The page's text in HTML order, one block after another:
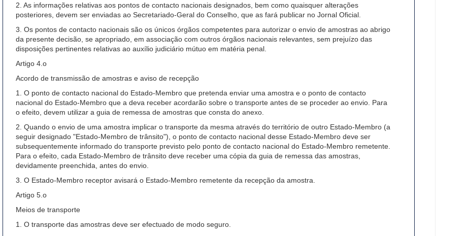
2. As informações relativas aos pontos de contacto nacionais designados, bem como quaisquer alterações
posteriores, devem ser enviadas ao Secretariado-Geral do Conselho, que as fará publicar no Jornal Oficial.
3. Os pontos de contacto nacionais são os únicos órgãos competentes para autorizar o envio de amostras ao abrigo
da presente decisão, se apropriado, em associação com outros órgãos nacionais relevantes, sem prejuízo das
disposições pertinentes relativas ao auxílio judiciário mútuo em matéria penal.
Artigo 4.o
Acordo de transmissão de amostras e aviso de recepção
1. O ponto de contacto nacional do Estado-Membro que pretenda enviar uma amostra e o ponto de contacto
nacional do Estado-Membro que a deva receber acordarão sobre o transporte antes de se proceder ao envio. Para
o efeito, devem utilizar a guia de remessa de amostras que consta do anexo.
2. Quando o envio de uma amostra implicar o transporte da mesma através do território de outro Estado-Membro (a
seguir designado "Estado-Membro de trânsito"), o ponto de contacto nacional desse Estado-Membro deve ser
subsequentemente informado do transporte previsto pelo ponto de contacto nacional do Estado-Membro remetente.
Para o efeito, cada Estado-Membro de trânsito deve receber uma cópia da guia de remessa das amostras,
devidamente preenchida, antes do envio.
3. O Estado-Membro receptor avisará o Estado-Membro remetente da recepção da amostra.
Artigo 5.o
Meios de transporte
1. O transporte das amostras deve ser efectuado de modo seguro.